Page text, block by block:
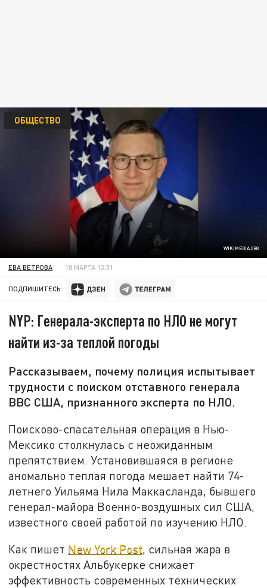
WIKIMEDIA.ORG
ОБЩЕСТВО
ЕВА ВЕТРОВА 18 МАРТА 13:51
ПОДПИШИТЕСЬ:
NYP: Генерала-эксперта по НЛО не могут
найти из-за теплой погоды
Рассказываем, почему полиция испытывает
трудности с поиском отставного генерала
ВВС США, признанного эксперта по НЛО.
Поисково-спасательная операция в Нью-
Мексико столкнулась с неожиданным
препятствием. Установившаяся в регионе
аномально теплая погода мешает найти 74-
летнего Уильяма Нила Маккасланда, бывшего
генерал-майора Военно-воздушных сил США,
известного своей работой по изучению НЛО.
Как пишет New York Post, сильная жара в
окрестностях Альбукерке снижает
эффективность современных технических